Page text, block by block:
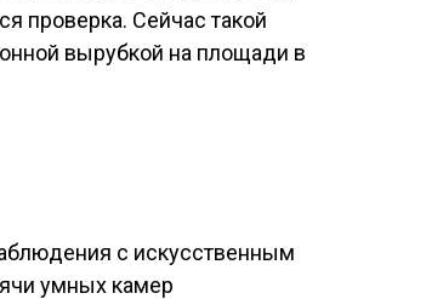
проверка. Сейчас такой
вырубкой на площади в
с искусственным
умных камер